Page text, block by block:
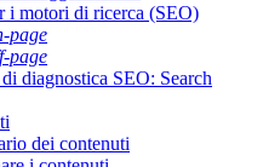
i motori di ricerca (SEO)
page
page
diagnostica SEO: Search
dei contenuti